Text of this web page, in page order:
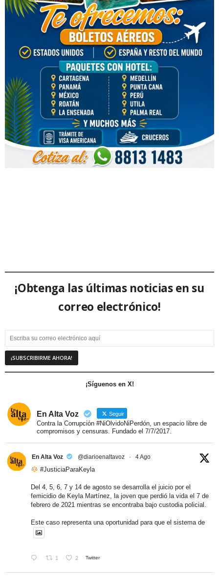
¡Obtenga las últimas noticias en su
correo electrónico!
¡Síguenos en X!
En Alta Voz Seguir
Contra la Corrupción #NiOlvidoNiPerdón, un espacio libre de
compromisos y censuras. Fundado el 7/7/2017.
En Alta Voz @diarioenaltavoz · 4 Ago
#JusticiaParaKeyla
Del 4, 5, 6, 7 y 14 de agosto se desarrolla el juicio por el
femicidio de Keyla Martínez, la joven que perdió la vida el 7 de
febrero de 2021 mientras se encontraba bajo custodia policial.
Este caso representa una oportunidad para que el sistema de
1 2 Twitter